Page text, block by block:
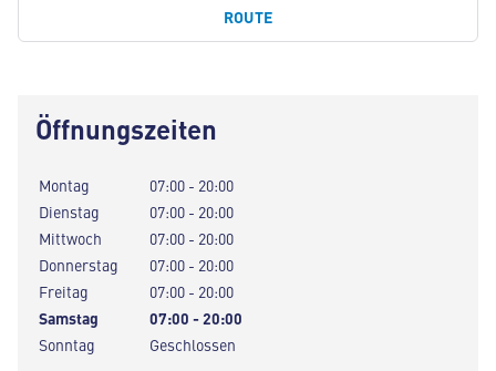
ROUTE
Öffnungszeiten
Montag
07:00 - 20:00
Dienstag
07:00 - 20:00
Mittwoch
07:00 - 20:00
Donnerstag
07:00 - 20:00
Freitag
07:00 - 20:00
Samstag
07:00 - 20:00
Sonntag
Geschlossen